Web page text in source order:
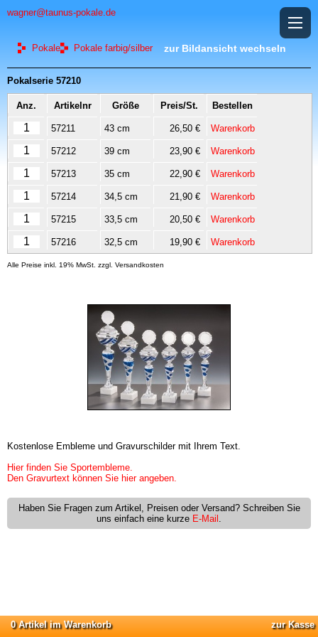
wagner@taunus-pokale.de
Pokale Pokale farbig/silber zur Bildansicht wechseln
Pokalserie 57210
Anz. Artikelnr Größe Preis/St. Bestellen
57211 43 cm 26,50 € Warenkorb
57212 39 cm 23,90 € Warenkorb
57213 35 cm 22,90 € Warenkorb
57214 34,5 cm 21,90 € Warenkorb
57215 33,5 cm 20,50 € Warenkorb
57216 32,5 cm 19,90 € Warenkorb
Alle Preise inkl. 19% MwSt. zzgl. Versandkosten
Kostenlose Embleme und Gravurschilder mit Ihrem Text.
Hier finden Sie Sportembleme.
Den Gravurtext können Sie hier angeben.
Haben Sie Fragen zum Artikel, Preisen oder Versand? Schreiben Sie
uns einfach eine kurze E-Mail .
0 Artikel im Warenkorb zur Kasse